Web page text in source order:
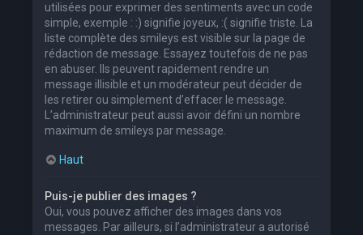
utilisées pour exprimer des sentiments avec un code
simple, exemple : :) signifie joyeux, :( signifie triste. La
liste complète des smileys est visible sur la page de
rédaction de message. Essayez toutefois de ne pas
en abuser. Ils peuvent rapidement rendre un
message illisible et un modérateur peut décider de
les retirer ou simplement d’effacer le message.
L’administrateur peut aussi avoir défini un nombre
maximum de smileys par message.
Haut
Puis-je publier des images ?
Oui, vous pouvez afficher des images dans vos
messages. Par ailleurs, si l’administrateur a autorisé